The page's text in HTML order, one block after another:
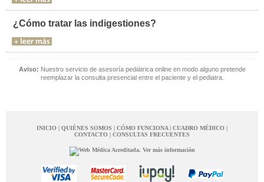
¿Cómo tratar las indigestiones?
Aviso: Nuestro servicio de asesoría pediátrica online en modo alguno pretende
reemplazar la consulta presencial entre el paciente y el pediatra.
INICIO | QUIÉNES SOMOS | CÓMO FUNCIONA | CUADRO MÉDICO |
CONTACTO | CONSULTAS FRECUENTES